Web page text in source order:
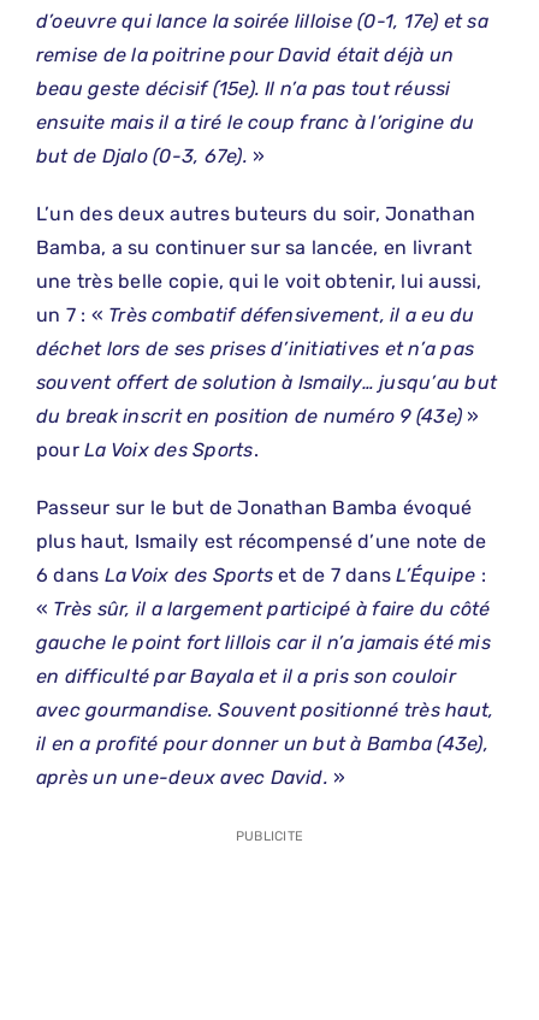
d’oeuvre qui lance la soirée lilloise (0-1, 17e) et sa
remise de la poitrine pour David était déjà un
beau geste décisif (15e). Il n’a pas tout réussi
ensuite mais il a tiré le coup franc à l’origine du
but de Djalo (0-3, 67e). »
L’un des deux autres buteurs du soir, Jonathan
Bamba, a su continuer sur sa lancée, en livrant
une très belle copie, qui le voit obtenir, lui aussi,
un 7 : « Très combatif défensivement, il a eu du
déchet lors de ses prises d’initiatives et n’a pas
souvent offert de solution à Ismaily… jusqu’au but
du break inscrit en position de numéro 9 (43e) »
pourLa Voix des Sports.
Passeur sur le but de Jonathan Bamba évoqué
plus haut, Ismaily est récompensé d’une note de
6 dans La Voix des Sports et de 7 dansL’Équipe :
« Très sûr, il a largement participé à faire du côté
gauche le point fort lillois car il n’a jamais été mis
en difficulté par Bayala et il a pris son couloir
avec gourmandise. Souvent positionné très haut,
il en a profité pour donner un but à Bamba (43e),
après un une-deux avec David. »
PUBLICITE